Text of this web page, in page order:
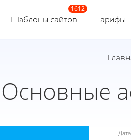
Шаблоны сайтов Тарифы
Основные